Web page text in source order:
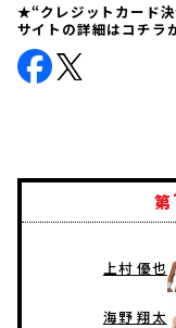
★“クレジットカード
サイトの詳細はコチラ
第
上村 優也
海野 翔太